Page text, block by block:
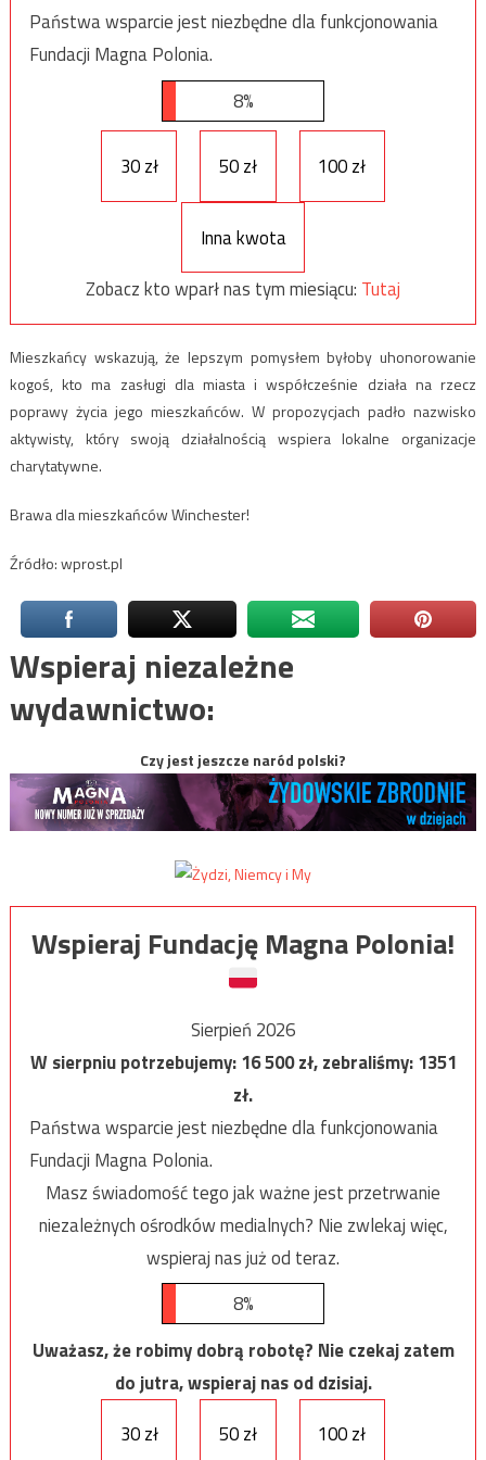
Państwa wsparcie jest niezbędne dla funkcjonowania
Fundacji Magna Polonia.
8%
30 zł 50 zł 100 zł
Inna kwota
Zobacz kto wparł nas tym miesiącu: Tutaj
Mieszkańcy wskazują, że lepszym pomysłem byłoby uhonorowanie
kogoś, kto ma zasługi dla miasta i współcześnie działa na rzecz
poprawy życia jego mieszkańców. W propozycjach padło nazwisko
aktywisty, który swoją działalnością wspiera lokalne organizacje
charytatywne.
Brawa dla mieszkańców Winchester!
Źródło: wprost.pl
Wspieraj niezależne
wydawnictwo:
Czy jest jeszcze naród polski?
Wspieraj Fundację Magna Polonia!
Sierpień 2026
W sierpniu potrzebujemy:16 500zł, zebraliśmy:1351
zł.
Państwa wsparcie jest niezbędne dla funkcjonowania
Fundacji Magna Polonia.
Masz świadomość tego jak ważne jest przetrwanie
niezależnych ośrodków medialnych? Nie zwlekaj więc,
wspieraj nas już od teraz.
8%
Uważasz, że robimy dobrą robotę? Nie czekaj zatem
do jutra, wspieraj nas od dzisiaj.
30 zł
50 zł 100 zł